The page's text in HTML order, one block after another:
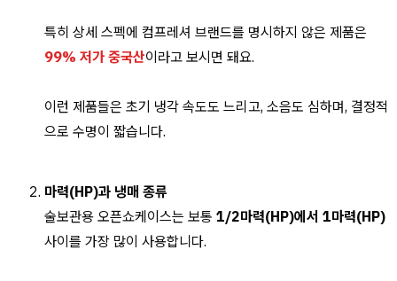
특히 상세 스펙에 컴프레셔 브랜드를 명시하지 않은 제품은
99% 저가 중국산이라고 보시면 돼요.
이런 제품들은 초기 냉각 속도도 느리고, 소음도 심하며, 결정적
으로 수명이 짧습니다.
마력(HP)과 냉매 종류
술보관용 오픈쇼케이스는 보통 1/2마력(HP)에서 1마력(HP)
사이를 가장 많이 사용합니다.